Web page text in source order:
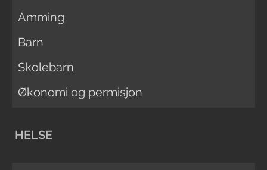
Amming
Barn
Skolebarn
Økonomi og permisjon
HELSE